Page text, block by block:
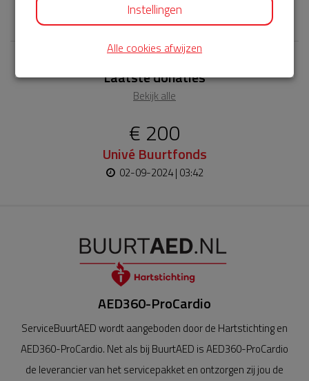
Laatste donaties
Bekijk alle
€ 200
Univé Buurtfonds
02-09-2024 | 03:42
AED360-ProCardio
ServiceBuurtAED wordt aangeboden door de Hartstichting en
AED360-ProCardio. Net als bij BuurtAED is AED360-ProCardio
de leverancier van het servicepakket en ontzorgen zij jou de
Instellingen
Alle cookies afwijzen